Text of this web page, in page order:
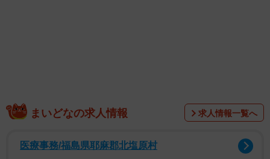
まいどなの求人情報 求人情報一覧へ
医療事務/福島県耶麻郡北塩原村